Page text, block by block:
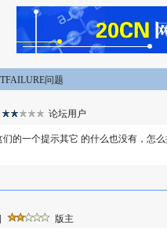
问题
论坛用户
的一个提示其它 的什么也没有，怎
版主